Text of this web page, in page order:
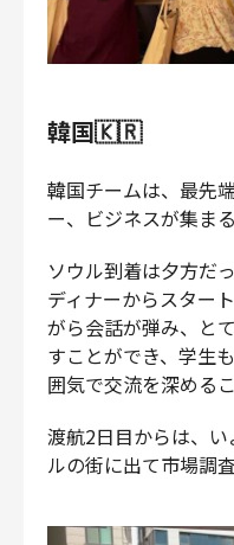
韓国🇰🇷
韓国チームは、最先
ー、ビジネスが集ま
ソウル到着は夕方だ
ディナーからスター
がら会話が弾み、と
すことができ、学生
囲気で交流を深める
渡航2日目からは、
ルの街に出て市場調